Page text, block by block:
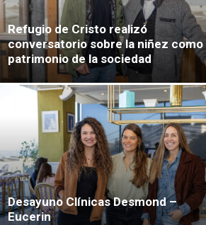
Refugio de Cristo realizó
conversatorio sobre la niñez como
patrimonio de la sociedad
Desayuno Clínicas Desmond –
Eucerin